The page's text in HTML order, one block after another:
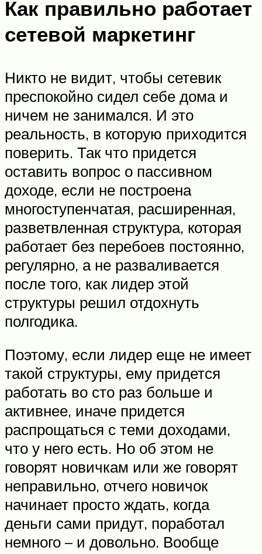
Как правильно работает
сетевой маркетинг
Никто не видит, чтобы сетевик
преспокойно сидел себе дома и
ничем не занимался. И это
реальность, в которую приходится
поверить. Так что придется
оставить вопрос о пассивном
доходе, если не построена
многоступенчатая, расширенная,
разветвленная структура, которая
работает без перебоев постоянно,
регулярно, а не разваливается
после того, как лидер этой
структуры решил отдохнуть
полгодика.
Поэтому, если лидер еще не имеет
такой структуры, ему придется
работать во сто раз больше и
активнее, иначе придется
распрощаться с теми доходами,
что у него есть. Но об этом не
говорят новичкам или же говорят
неправильно, отчего новичок
начинает просто ждать, когда
деньги сами придут, поработал
немного – и довольно. Вообще